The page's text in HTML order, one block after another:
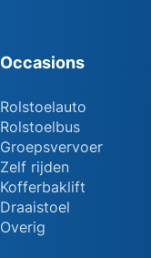
Occasions
Rolstoelauto
Rolstoelbus
Groepsvervoer
Zelf rijden
Kofferbaklift
Draaistoel
Overig